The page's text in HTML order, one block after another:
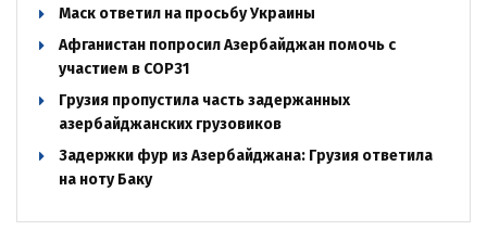
Маск ответил на просьбу Украины
Афганистан попросил Азербайджан помочь с
участием в COP31
Грузия пропустила часть задержанных
азербайджанских грузовиков
Задержки фур из Азербайджана: Грузия ответила
на ноту Баку